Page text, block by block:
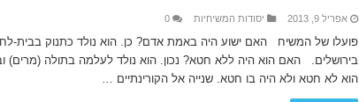
אפריל 9, 2013 יסודות המשיחיות 0
פועלו של המשיח האם ישוע היה באמת אדם? כן. הוא נולד כתנוק בבית-
בירושלים. האם הוא היה ללא חטא? נכון. הוא נולד לעלמה בתולה
הוא לא חטא ולא היה בו חטא. שנייה אל הקורינתיים …